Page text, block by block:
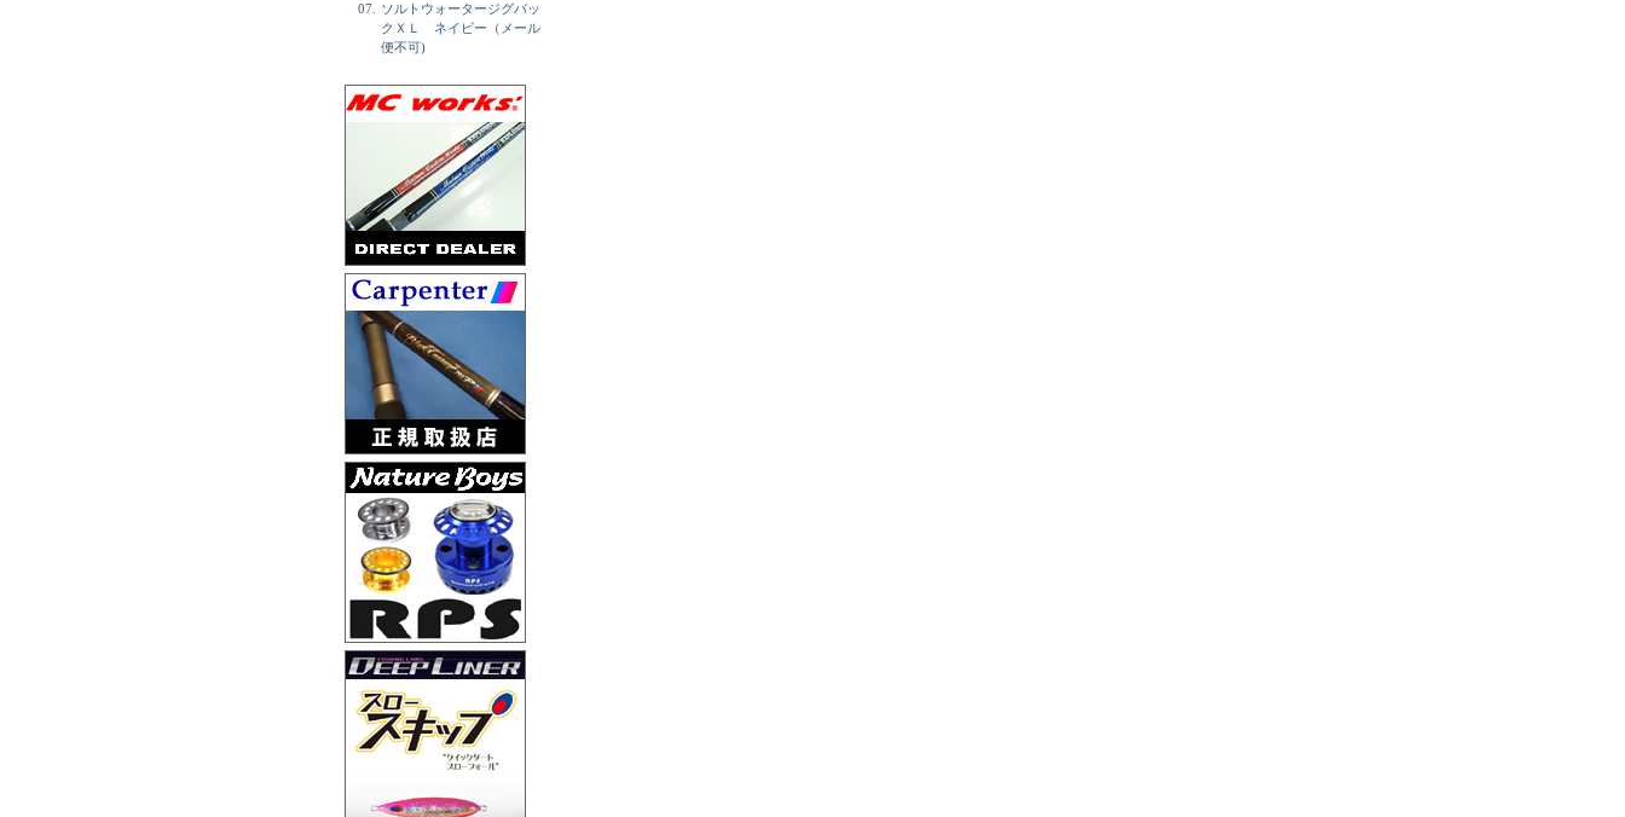
07.
ソルトウォータージグバッ
クＸＬ ネイビー（メール
便不可)